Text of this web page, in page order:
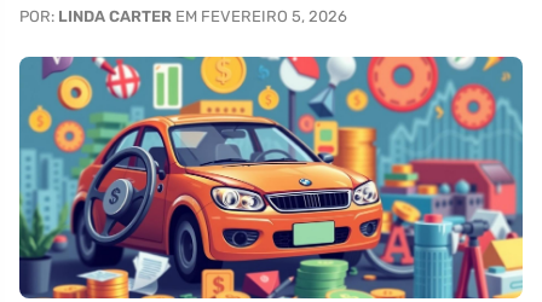
POR: LINDA CARTER EM FEVEREIRO 5, 2026